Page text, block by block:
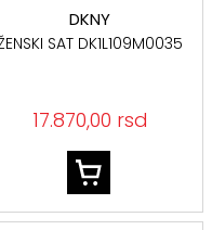
DKNY
SAT DK1L109M0035
17.870,00 rsd